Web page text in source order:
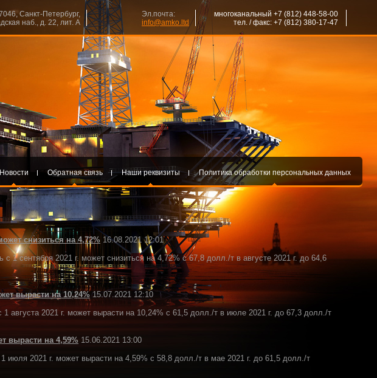
Санкт-Петербург,
наб., д. 22, лит. А
Эл.почта:
info@amko.ltd
многоканальный +7 (812) 448-58-00
тел. / факс: +7 (812) 380-17-47
Новости Обратная связь Наши реквизиты Политика обработки персональных данных
снизиться на 4,72% 16.08.2021 12:01
1 сентября 2021 г. может снизиться на 4,72% с 67,8 долл./т в августе 2021 г. до 64,6
вырасти на 10,24%15.07.2021 12:10
августа 2021 г. может вырасти на 10,24% с 61,5 долл./т в июле 2021 г. до 67,3 долл./т
вырасти на 4,59% 15.06.2021 13:00
июля 2021 г. может вырасти на 4,59% с 58,8 долл./т в мае 2021 г. до 61,5 долл./т